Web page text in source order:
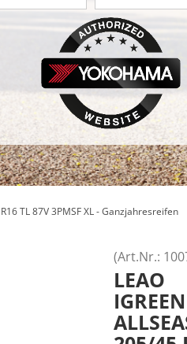
TL 87V 3PMSF XL - Ganzjahresreifen
(Art.Nr.:
LEAO
IGREEN